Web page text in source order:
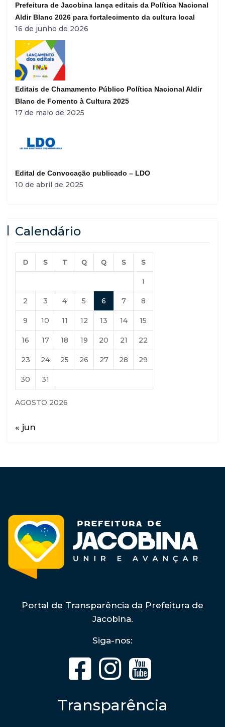
Prefeitura de Jacobina lança editais da Política Nacional
Aldir Blanc 2026 para fortalecimento da cultura local
16 de junho de 2026
Editais de Chamamento Público Política Nacional Aldir
Blanc de Fomento à Cultura 2025
17 de maio de 2025
Edital de Convocação publicado – LDO
10 de abril de 2025
Calendário
AGOSTO 2026
D S T Q Q S S
1
2 3 4 5 6 7 8
9 10 11 12 13 14 15
16 17 18 19 20 21 22
23 24 25 26 27 28 29
30 31
« jun
Portal de Transparência da Prefeitura de
Jacobina.
Siga-nos:
Transparência